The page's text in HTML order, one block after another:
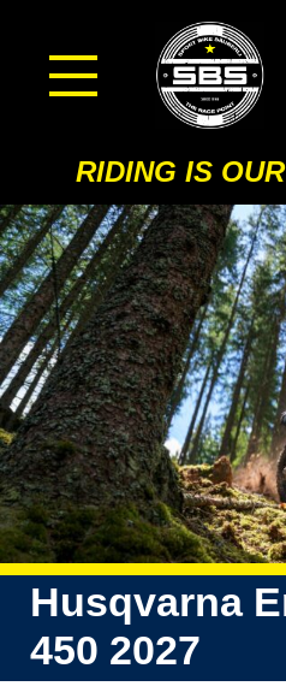
RIDING IS
Husqvarna
450 2027